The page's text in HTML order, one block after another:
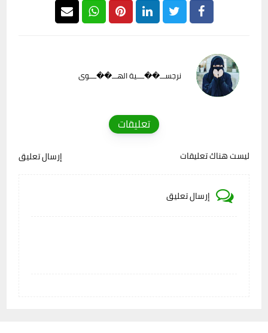
نرجســـ��ــــية الهـــ��ــــوى
تعليقات
ليست هناك تعليقات إرسال تعليق
إرسال تعليق